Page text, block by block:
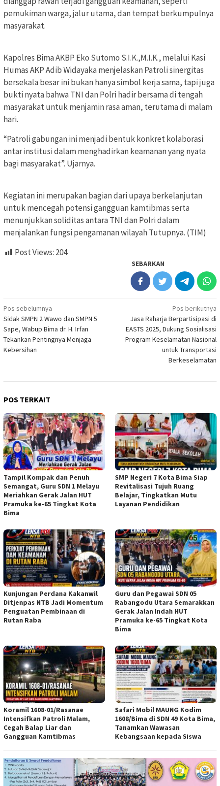
pemukiman warga, jalur utama, dan tempat berkumpulnya
masyarakat.
Kapolres Bima AKBP Eko Sutomo S.I.K.,M.I.K., melalui Kasi
Humas AKP Adib Widayaka menjelaskan Patroli sinergitas
bersekala besar ini bukan hanya simbol kerja sama, tapi juga
bukti nyata bahwa TNI dan Polri hadir bersama di tengah
masyarakat untuk menjamin rasa aman, terutama di malam
hari.
“Patroli gabungan ini menjadi bentuk konkret kolaborasi
antar institusi dalam menghadirkan keamanan yang nyata
bagi masyarakat”. Ujarnya.
Kegiatan ini merupakan bagian dari upaya berkelanjutan
untuk mencegah potensi gangguan kamtibmas serta
menunjukkan soliditas antara TNI dan Polri dalam
menjalankan fungsi pengamanan wilayah Tutupnya. (TIM)
Post Views: 204
SEBARKAN
Navigasi
pos
Pos sebelumnya
Sidak SMPN 2 Wawo dan SMPN 5
Sape, Wabup Bima dr. H. Irfan
Tekankan Pentingnya Menjaga
Kebersihan
Pos berikutnya
Jasa Raharja Berpartisipasi di
EASTS 2025, Dukung Sosialisasi
Program Keselamatan Nasional
untuk Transportasi
Berkeselamatan
POS TERKAIT
Tampil Kompak dan Penuh
Semangat, Guru SDN 1 Melayu
Meriahkan Gerak Jalan HUT
Pramuka ke-65 Tingkat Kota
Bima
SMP Negeri 7 Kota Bima Siap
Revitalisasi Tujuh Ruang
Belajar, Tingkatkan Mutu
Layanan Pendidikan
Kunjungan Perdana Kakanwil
Ditjenpas NTB Jadi Momentum
Penguatan Pembinaan di
Rutan Raba
Guru dan Pegawai SDN 05
Rabangodu Utara Semarakkan
Gerak Jalan Indah HUT
Pramuka ke-65 Tingkat Kota
Bima
Koramil 1608-01/Rasanae
Intensifkan Patroli Malam,
Cegah Balap Liar dan
Gangguan Kamtibmas
Safari Mobil MAUNG Kodim
1608/Bima di SDN 49 Kota Bima,
Tanamkan Wawasan
Kebangsaan kepada Siswa